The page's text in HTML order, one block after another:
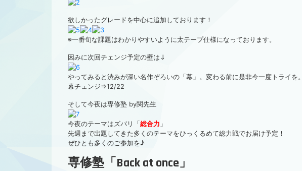
欲しかったグレードを中心に追加しております！
※一番旬な課題はわかりやすいように太テープ仕様になっております。
因みに次回チェンジ予定の壁は⇓
やってみると渋みが深い名作ぞろいの「幕」。変わる前に是非今一度トライを。
幕チェンジ⇒12/22
そして今夜は専修塾 by関先生
今夜のテーマはズバリ「 総合力 」
先週まで出題してきた多くのテーマをひっくるめて総力戦でお届け予定！
ぜひとも多くのご参加を♪
専修塾「Back at once」